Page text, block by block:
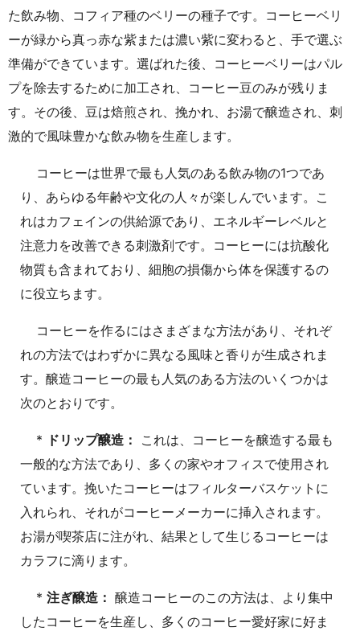
た飲み物、コフィア種のベリーの種子です。コーヒーベリ
ーが緑から真っ赤な紫または濃い紫に変わると、手で選ぶ
準備ができています。選ばれた後、コーヒーベリーはパル
プを除去するために加工され、コーヒー豆のみが残りま
す。その後、豆は焙煎され、挽かれ、お湯で醸造され、刺
激的で風味豊かな飲み物を生産します。
コーヒーは世界で最も人気のある飲み物の1つであ
り、あらゆる年齢や文化の人々が楽しんでいます。こ
れはカフェインの供給源であり、エネルギーレベルと
注意力を改善できる刺激剤です。コーヒーには抗酸化
物質も含まれており、細胞の損傷から体を保護するの
に役立ちます。
コーヒーを作るにはさまざまな方法があり、それぞ
れの方法ではわずかに異なる風味と香りが生成されま
す。醸造コーヒーの最も人気のある方法のいくつかは
次のとおりです。
* ドリップ醸造：
これは、コーヒーを醸造する最も
一般的な方法であり、多くの家やオフィスで使用され
ています。挽いたコーヒーはフィルターバスケットに
入れられ、それがコーヒーメーカーに挿入されます。
お湯が喫茶店に注がれ、結果として生じるコーヒーは
カラフに滴ります。
* 注ぎ醸造： 醸造コーヒーのこの方法は、より集中
したコーヒーを生産し、多くのコーヒー愛好家に好ま